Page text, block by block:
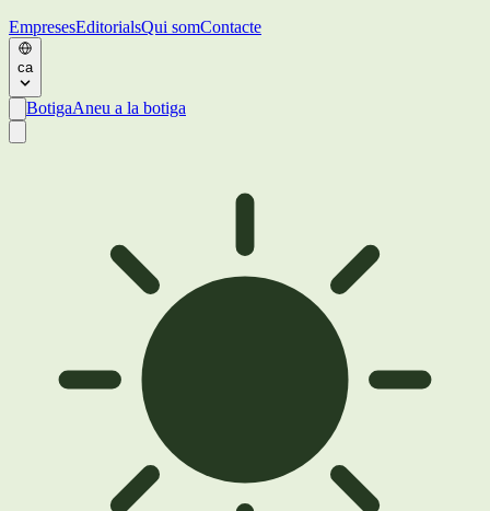
EmpresesEditorialsQui somContacte
ca
BotigaAneu a la botiga